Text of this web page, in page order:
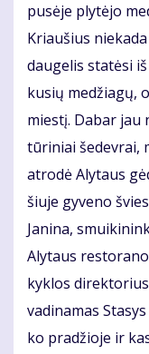
pu­sė­je plytėjo
Kriau­šius
dau­ge­lis sta­tė­si
ku­sių me­džia­gų,
mies­tį. Da­bar
tū­ri­niai še­dev­rai,
at­ro­dė Aly­taus
šiuje gyveno
Ja­ni­na,
Aly­taus
kyk­los
vadinamas
ko pra­džio­je ir